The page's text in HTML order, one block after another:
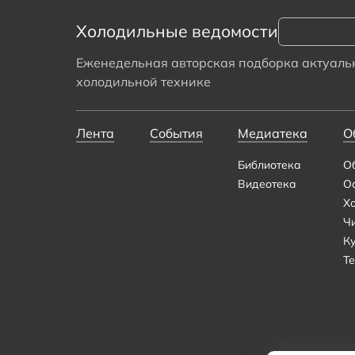
Холодильные ведомости
Еженедельная авторская подборка
холодильной технике
Лента События Медиатека
Библиотека
Видеотека